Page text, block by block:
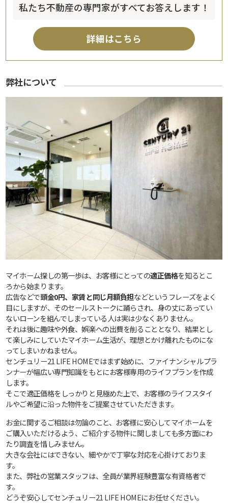
私たち不動産の専門家がすべてお答えします！
詳細はこちら
弊社について
マイホーム探しの第一歩は、お客様にとっての適正価格を知るとこ
ろから始まります。
広告などで頭金0円、家賃と同じ月額負担などというフレーズをよく
目にしますが、そのセールストークに踊らされ、身の丈にあってい
ないローンを組んでしまっている人は実は少なくありません。
それは後に趣味や外食、娯楽への出費を削ることとなり、結果とし
て楽しみにしていたマイホーム生活が、理想とかけ離れたものにな
ってしまいかねません。
センチュリー21 LIFE HOMEではまず始めに、ファイナンシャルプラ
ンナーが幅広い専門知識をもとにお客様専用のライフプランを作成
します。
そこで適正価格をしっかりと見極めた上で、お客様のライフスタイ
ルやご希望に沿った物件をご提案させていただきます。
お金に関するご相談は勿論のこと、お客様に安心してマイホームを
ご購入いただけるよう、ご紹介する物件に関しましても多方面にわ
たり調査を惜しみません。
大きな会社にはできない、細やかで丁寧な対応を心掛けておりま
す。
また、弊社の営業スタッフは、全員が業界経験豊富な有資格者で
す。
どうぞ安心してセンチュリー21 LIFE HOMEにお任せください。